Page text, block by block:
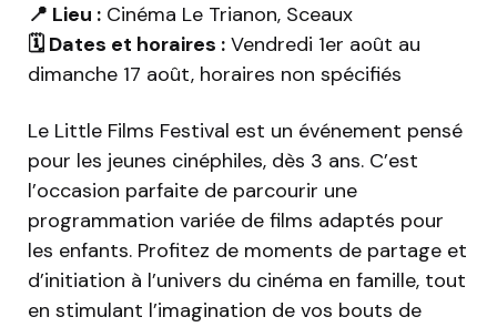
📍 Lieu : Cinéma Le Trianon, Sceaux
🗓️ Dates et horaires : Vendredi 1er août au
dimanche 17 août, horaires non spécifiés
Le Little Films Festival est un événement pensé
pour les jeunes cinéphiles, dès 3 ans. C’est
l’occasion parfaite de parcourir une
programmation variée de films adaptés pour
les enfants. Profitez de moments de partage et
d’initiation à l’univers du cinéma en famille, tout
en stimulant l’imagination de vos bouts de